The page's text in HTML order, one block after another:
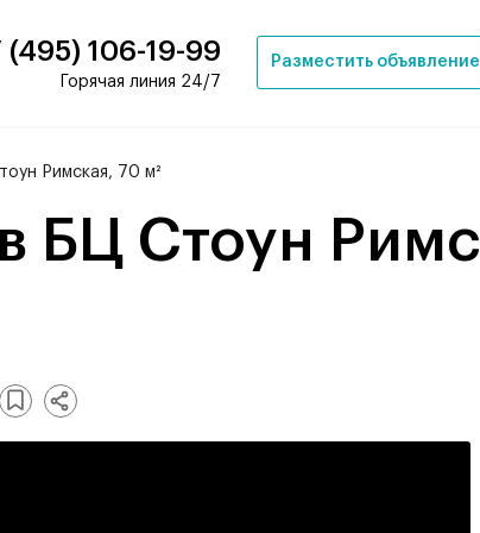
(495) 106-19-99
Горячая линия 24/7
Разместить объявление
Римская, 70 м²